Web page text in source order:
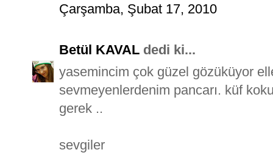
Çarşamba, Şubat 17, 2010
Betül KAVAL dedi ki...
yasemincim çok güzel gözüküyor
sevmeyenlerdenim pancarı. küf
gerek ..
sevgiler